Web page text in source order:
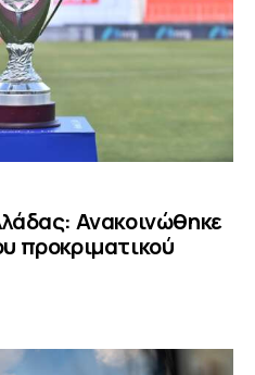
Ανακοινώθηκε
προκριματικού